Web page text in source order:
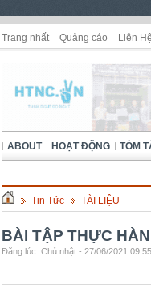
Trang nhất Quảng cáo Liên Hệ
ABOUT HOẠT ĐỘNG TÓM
Tin Tức TÀI LIỆU
BÀI TẬP THỰC
Đăng lúc: Chủ nhật - 27/06/2021 09:55